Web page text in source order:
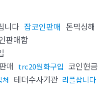
니다 잡코인판매 돈믹싱해
판매함
매 trc20원화구입 코인현금
처 테더수사기관 리플삽니다